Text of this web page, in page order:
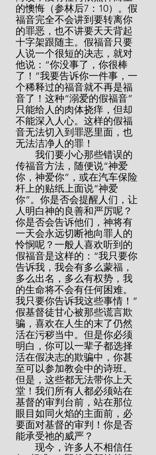
的懊悔（参林后7：10）。假
福音完全不会讲到要转离你
的罪恶，也不讲要天天背起
十字架跟随主。假福音只要
人说一个很短的决志，就对
他说：“你没事了，你很棒
了！”我要告诉你一件事，一
个稀释过的福音就不再是福
音了！这种“溺爱的假福音”
只能给人的肉体挠痒，但却
不能深入人心。这样的假福
音无法切入到罪恶里面，也
无法洁净人的罪！
我们要小心那些错误的
传福音方法，随便说“神爱
你，神爱你”，或在汽车保险
杆上的贴纸上面说“神爱
你”。你是否会提醒人们，让
人明白神的良善和严厉呢？
你是否会告诉他们，神将有
一天会永远切断祂向罪人的
怜悯呢？一般人喜欢听到的
假福音是这样的：“我只要你
告诉我，我会有多么蒙福，
多么出名，多么有权势，我
的生命将不会有任何困难。
我只要你告诉我这些事情！”
假基督徒甘心被那些谎言欺
骗，喜欢在人生的末了仍然
活在污秽当中。但是你必须
明白，你可以一辈子都选择
活在假决志的欺骗中，你甚
至可以参加教会中的诗班。
但是，这些都无法带你上天
堂！我们所有人都必须站在
基督的审判台前，站在那位
眼目如同火焰的主面前，必
要面对基督的审判！你是否
能承受祂的威严？
现今，许多人不相信任